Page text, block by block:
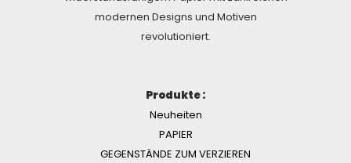
modernen Designs und Motiven
revolutioniert.
Produkte :
Neuheiten
PAPIER
GEGENSTÄNDE ZUM VERZIEREN